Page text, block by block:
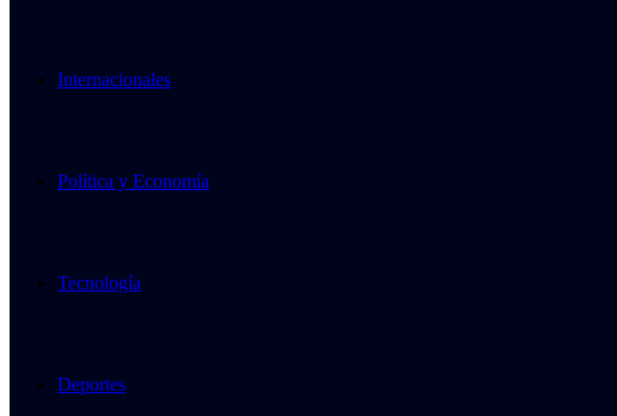
Internacionales
Política y Economía
Tecnología
Deportes